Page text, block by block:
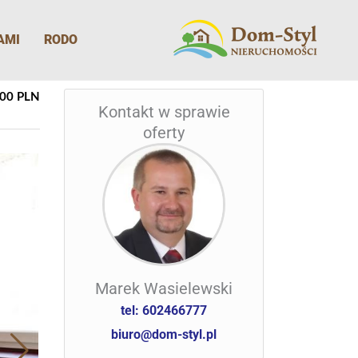
RODO
PLN
Kontakt w sprawie
oferty
Marek Wasielewski
tel: 602466777
biuro@dom-styl.pl